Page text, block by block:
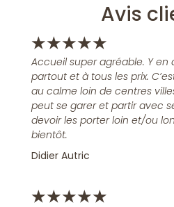
Avis
★★★★★
Accueil super agréable. Y en
partout et à tous les prix.
au calme loin de centres
peut se garer et partir avec
devoir les porter loin et/ou
bientôt.
Didier Autric
★★★★★